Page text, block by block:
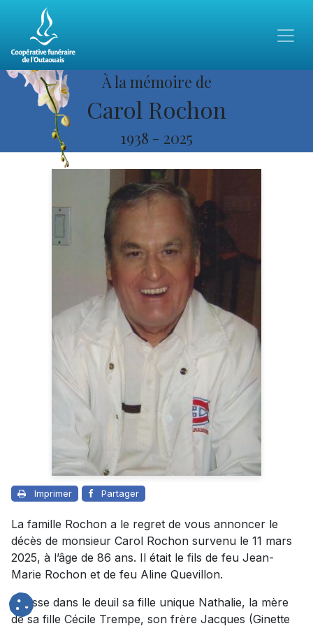
À la mémoire de
Carol Rochon
1938 - 2025
Imprimer Partager
La famille Rochon a le regret de vous annoncer le
décès de monsieur Carol Rochon survenu le 11 mars
2025, à l’âge de 86 ans. Il était le fils de feu Jean-
Marie Rochon et de feu Aline Quevillon.
Il laisse dans le deuil sa fille unique Nathalie, la mère
de sa fille Cécile Trempe, son frère Jacques (Ginette